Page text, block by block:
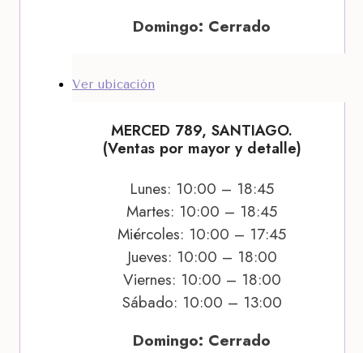
Domingo: Cerrado
Ver ubicación
MERCED 789, SANTIAGO.
(Ventas por mayor y detalle)
Lunes: 10:00 – 18:45
Martes: 10:00 – 18:45
Miércoles: 10:00 – 17:45
Jueves: 10:00 – 18:00
Viernes: 10:00 – 18:00
Sábado: 10:00 – 13:00
Domingo: Cerrado